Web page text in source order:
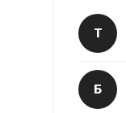
Т
Б